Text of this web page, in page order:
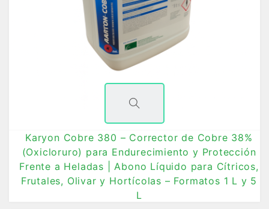
Karyon Cobre 380 – Corrector de Cobre 38%
(Oxicloruro) para Endurecimiento y Protección
Frente a Heladas | Abono Líquido para Cítricos,
Frutales, Olivar y Hortícolas – Formatos 1 L y 5
L